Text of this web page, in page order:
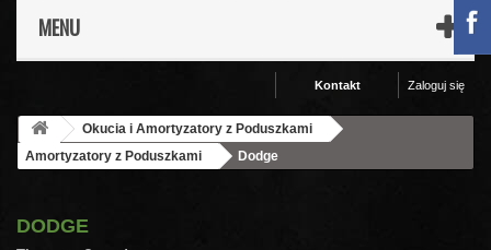
MENU
Zaloguj się
Kontakt
Okucia i Amortyzatory z Poduszkami
Amortyzatory z Poduszkami
Dodge
DODGE